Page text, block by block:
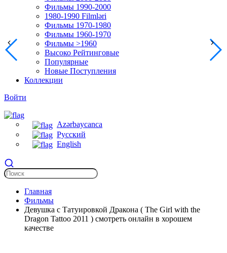
Фильмы 1990-2000
1980-1990 Filmləri
Фильмы 1970-1980
Фильмы 1960-1970
Фильмы >1960
Высоко Рейтинговые
Популярные
Новые Поступления
Коллекции
Войти
Azərbaycanca
Русский
English
Главная
Фильмы
Девушка с Татуировкой Дракона ( The Girl with the
Dragon Tattoo 2011 ) смотреть онлайн в хорошем
качестве